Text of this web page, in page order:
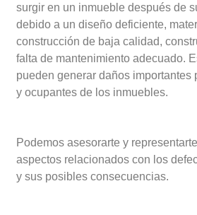
surgir en un inmueble después de
debido a un diseño deficiente,
construcción de baja calidad,
falta de mantenimiento adecuado.
pueden generar daños importantes
y ocupantes de los inmuebles.
Podemos asesorarte y
aspectos relacionados con los
y sus posibles consecuencias.